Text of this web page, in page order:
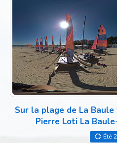
Sur la plage de La
Pierre Loti La
Été